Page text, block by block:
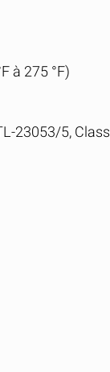
à 275 °F)
23053/5,